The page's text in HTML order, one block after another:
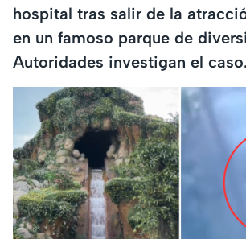
hospital tras salir de la
en un famoso parque de
Autoridades investigan el caso.